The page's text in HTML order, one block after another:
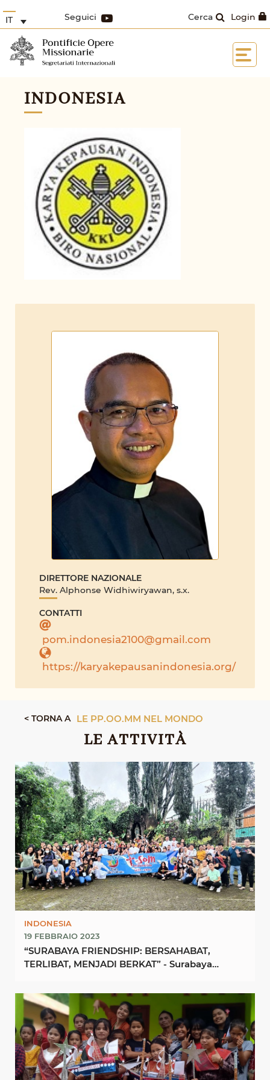
Login
Cerca
Seguici
IT
INDONESIA
DIRETTORE NAZIONALE
Rev. Alphonse Widhiwiryawan, s.x.
CONTATTI
pom.indonesia2100@gmail.com
https://karyakepausanindonesia.org/
< TORNA A LE PP.OO.MM NEL MONDO
LE ATTIVITÀ
INDONESIA
19 FEBBRAIO 2023
“SURABAYA FRIENDSHIP: BERSAHABAT,
TERLIBAT, MENJADI BERKAT” - Surabaya